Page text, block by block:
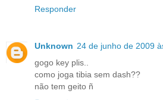
Responder
Unknown 24 de junho de 2009
gogo key plis..
como joga tibia sem dash??
não tem geito ñ